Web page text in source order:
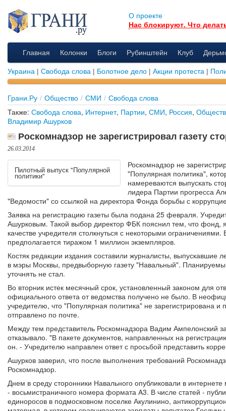
О проекте
Нас блокируют. Что
Главная Колонки Блоги Рубинштейн Клуб
Украина | Свобода слова | Болотное дело | Акции протеста |
Грани.Ру / Общество / СМИ / Свобода слова
Также: Свобода слова, Интернет, Партии, СМИ, Россия,
Владимир Ашурков
Роскомнадзор не зарегистрировал газету
26.03.2014
Пилотный выпуск "Популярной
политики"
Роскомнадзор не
"Популярная политика",
намереваются выпускать
лидера Партии прогресса
"Ведомости" со ссылкой на директора Фонда борьбы с
Заявка на регистрацию газеты была подана 25 февраля.
Ашурковым. Такой выбор директор ФБК пояснил тем, что фонд,
качестве учредителя столкнуться с некоторыми
предполагается тиражом 1 миллион экземпляров.
Костяк редакции издания составили журналисты, выпускавшие
в мэры Москвы, предвыборную газету "Навальный".
уточнять не стал.
Во вторник истек месячный срок, установленный законом для
официального ответа от ведомства получено не было. В
учредителю, что "Популярная политика" не зарегистрирована
отправлено по почте.
Между тем представитель Роскомнадзора Вадим Ампелонский
отказывало. "В пакете документов, направленных на
он. - Учредителю направлен ответ с просьбой представить
Ашурков заверил, что после выполнения требований
Роскомнадзор.
Днем в среду сторонники Навального опубликовали в
- восьмистраничного номера формата A3. В числе статей -
единоросов в подмосковном поселке Акулинино,